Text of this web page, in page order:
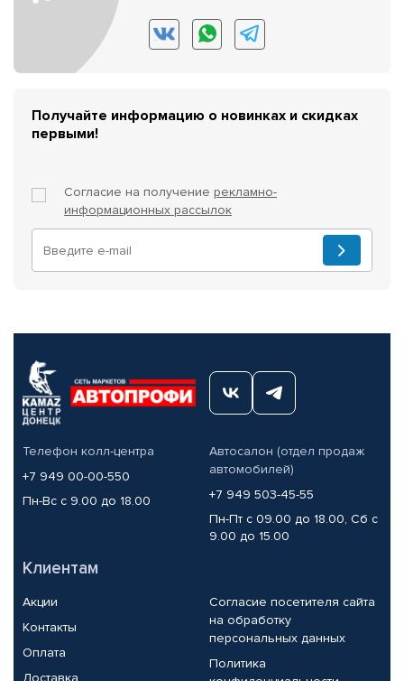
Получайте информацию о новинках и скидках
первыми!
Согласие на получение рекламно-
информационных рассылок
Телефон колл-центра
+7 949 00-00-550
Пн-Вс с 9.00 до 18.00
Автосалон (отдел продаж
автомобилей)
+7 949 503-45-55
Пн-Пт с 09.00 до 18.00, Сб с
9.00 до 15.00
Клиентам
Акции
Контакты
Оплата
Доставка
Согласие посетителя сайта
на обработку
персональных данных
Политика